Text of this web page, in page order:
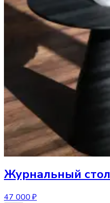
Журнальный стол
47 000 ₽